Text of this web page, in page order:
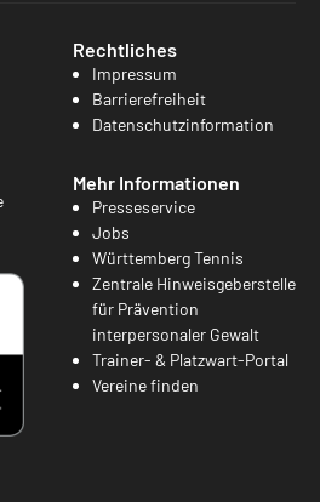
Rechtliches
Impressum
Barrierefreiheit
Datenschutzinformation
Mehr Informationen
Presseservice
Jobs
Württemberg Tennis
Zentrale Hinweisgeberstelle
für Prävention
interpersonaler Gewalt
Trainer- & Platzwart-Portal
Vereine finden